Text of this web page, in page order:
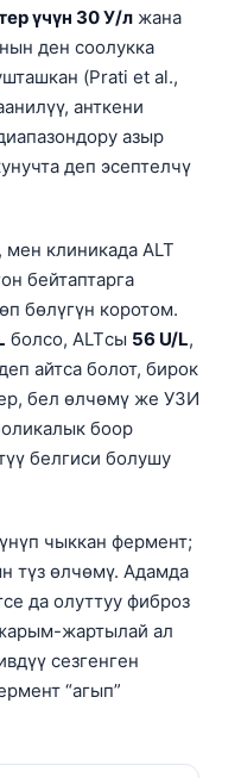
үчүн 30 У/л жана
ден соолукка
(Prati et al.,
анткени
азыр
деп эсептелчү
клиникада ALT
бейтаптарга
бөлүгүн коротом.
болсо, ALTсы 56 U/L,
айтса болот, бирок
бел өлчөмү же УЗИ
боор
белгиси болушу
чыккан фермент;
түз өлчөмү. Адамда
да олуттуу фиброз
жартылай ал
сезгенген
“агып”